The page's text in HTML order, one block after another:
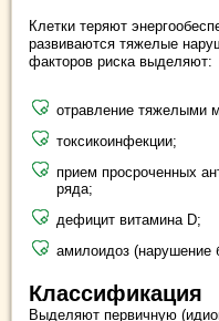
Клетки теряют
развиваются тяжелые
факторов риска выделяют:
отравление тяжелыми
токсикоинфекции;
прием просроченных
ряда;
дефицит витамина D;
амилоидоз (нарушение
Классификация
Выделяют первичную